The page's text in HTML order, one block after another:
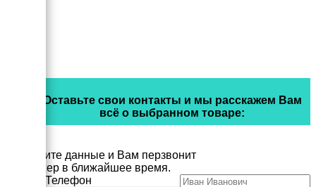
Оставьте свои контакты и мы расскажем Вам
всё о выбранном товаре:
Заполните данные и Вам перзвонит
менеджер в ближайшее время.
Телефон